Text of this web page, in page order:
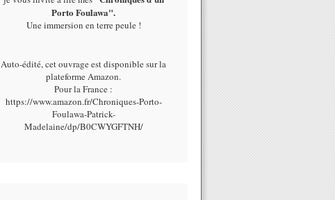
Porto Foulawa".
Une immersion en terre peule !
Auto-édité, cet ouvrage est disponible sur la
plateforme Amazon.
Pour la France :
https://www.amazon.fr/Chroniques-Porto-
Foulawa-Patrick-
Madelaine/dp/B0CWYGFTNH/